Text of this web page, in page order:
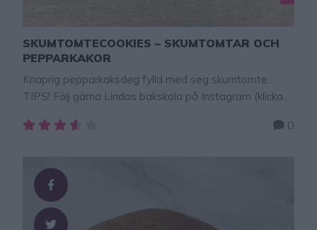
SKUMTOMTECOOKIES – SKUMTOMTAR OCH
PEPPARKAKOR
Knaprig pepparkaksdeg fylld med seg skumtomte.
TIPS! Följ gärna Lindas bakskola på Instagram (klicka
kakor! Den knapriga pepparkaksdegen på utsidan och
Skumtomtecookies Recept:pepparkaksdeg
skumtomtar GÖR SÅ HÄR Sätt ugnen på 180 grader.
Kavla ut pepparkaksdegen tunt …
0